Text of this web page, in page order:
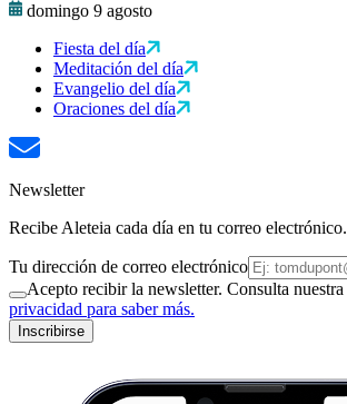
domingo 9 agosto
Fiesta del día
Meditación del día
Evangelio del día
Oraciones del día
Newsletter
Recibe Aleteia cada día en tu correo electrónico.
Tu dirección de correo electrónico
Acepto recibir la newsletter. Consulta nuestra
privacidad para saber más.
Inscribirse